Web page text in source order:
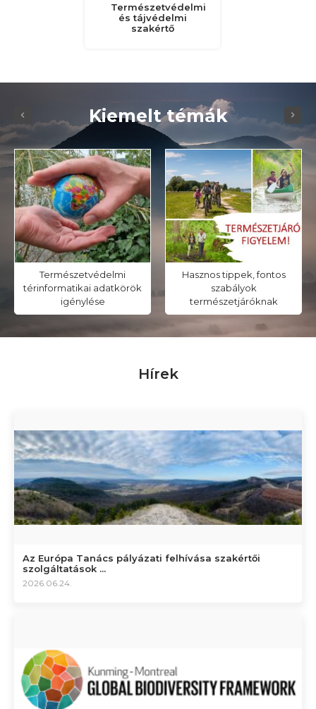
Természetvédelmi
és tájvédelmi
szakértő
Kiemelt témák
Természetvédelmi
térinformatikai adatkörök
igénylése
Hasznos tippek, fontos
szabályok
természetjáróknak
Hírek
Az Európa Tanács pályázati felhívása szakértői
szolgáltatások ...
2026.06.24.